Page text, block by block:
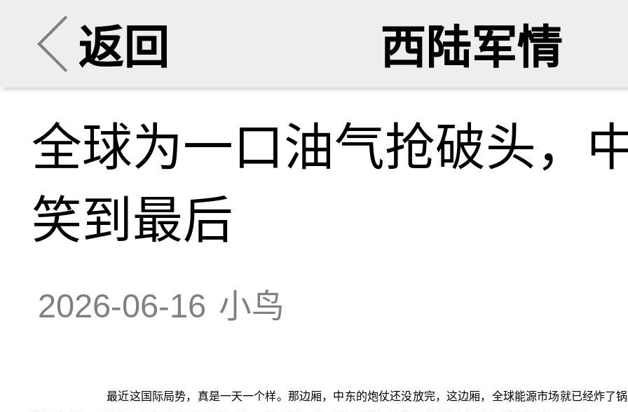
返回 西陆军情
全球为一口油气抢破头，
笑到最后
2026-06-16 小鸟
最近这国际局势，真是一天一个样。那边厢，中东的炮仗还没放完，这边厢，全球能源市场就已经炸了